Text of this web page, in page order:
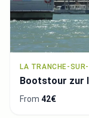
LA TRANCHE-SUR-
Bootstour zur
From 42€